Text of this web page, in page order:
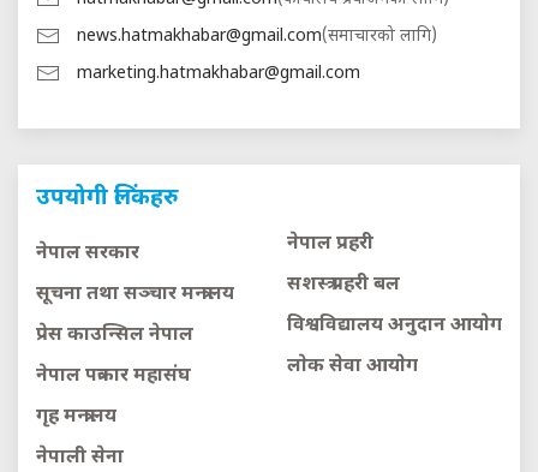
news.hatmakhabar@gmail.com(समाचारको लागि)
marketing.hatmakhabar@gmail.com
उपयोगी लिंकहरु
नेपाल सरकार
सूचना तथा सञ्चार मन्त्रालय
प्रेस काउन्सिल नेपाल
नेपाल पत्रकार महासंघ
गृह मन्त्रालय
नेपाली सेना
नेपाल प्रहरी
सशस्त्र प्रहरी बल
विश्वविद्यालय अनुदान आयाेग
लाेक सेवा आयाेग